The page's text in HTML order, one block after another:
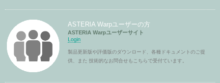
ASTERIA Warpユーザーの方
ASTERIA Warpユーザーサイト
Login
製品更新版や評価版のダウンロード、各種ドキュメントのご提
供、また 技術的なお問合せもこちらで受付ています。